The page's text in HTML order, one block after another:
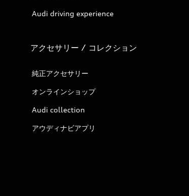
Audi driving experience
アクセサリー / コレクション
純正アクセサリー
オンラインショップ
Audi collection
アウディナビアプリ